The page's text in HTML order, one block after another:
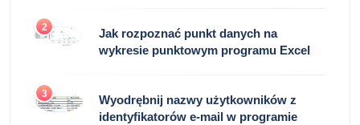
2
Jak rozpoznać punkt danych na
wykresie punktowym programu Excel
3
Wyodrębnij nazwy użytkowników z
identyfikatorów e-mail w programie